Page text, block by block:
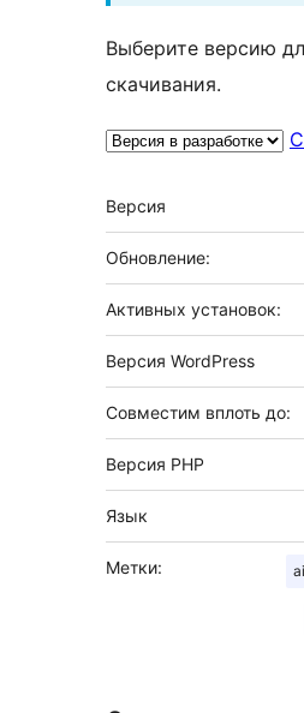
Выберите версию
скачивания.
Мета
Версия
Обновление:
Активных установок:
Версия WordPress
Совместим вплоть до:
Версия PHP
Язык
Метки: